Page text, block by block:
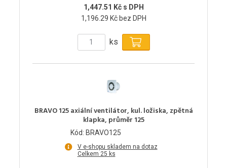
1,447.51 Kč s DPH
1,196.29 Kč bez DPH
ks
BRAVO 125 axiální ventilátor, kul. ložiska, zpětná
klapka, průměr 125
Kód: BRAVO125
V e-shopu skladem na dotaz
Celkem 25 ks